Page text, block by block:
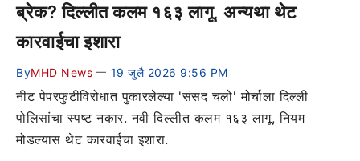
ब्रेक? दिल्लीत कलम १६३ लागू, अन्यथा थेट
कारवाईचा इशारा
ByMHD News — 19 जुलै 2026 9:56 PM
नीट पेपरफुटीविरोधात पुकारलेल्या 'संसद चलो' मोर्चाला दिल्ली
पोलिसांचा स्पष्ट नकार. नवी दिल्लीत कलम १६३ लागू, नियम
मोडल्यास थेट कारवाईचा इशारा.